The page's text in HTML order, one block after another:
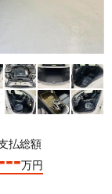
払総額
万円
ービス
ービス